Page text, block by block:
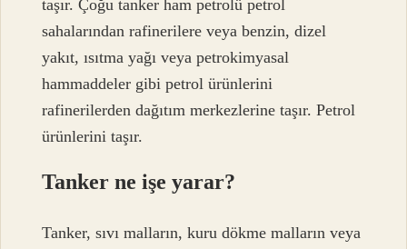
taşır. Çoğu tanker ham petrolü petrol
sahalarından rafinerilere veya benzin, dizel
yakıt, ısıtma yağı veya petrokimyasal
hammaddeler gibi petrol ürünlerini
rafinerilerden dağıtım merkezlerine taşır. Petrol
ürünlerini taşır.
Tanker ne işe yarar?
Tanker, sıvı malların, kuru dökme malların veya